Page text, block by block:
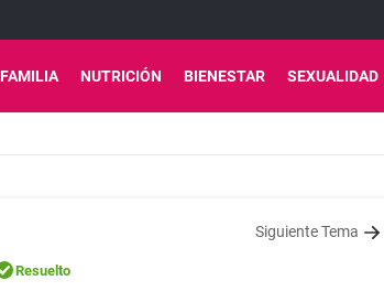
FAMILIA NUTRICIÓN BIENESTAR SEXUALIDAD
Siguiente Tema
Resuelto